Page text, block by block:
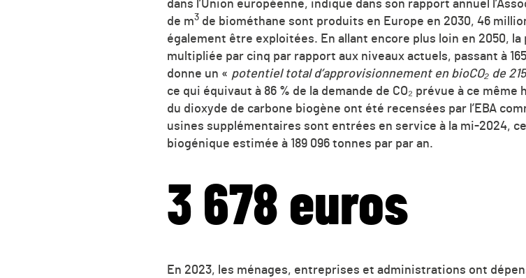
dans l’Union européenne, indique dans son rapport annuel
de m3 de biométhane sont produits en Europe en 2030, 46
également être exploitées. En allant encore plus loin en 2050,
multipliée par cinq par rapport aux niveaux actuels, passant à
donne un « potentiel total d’approvisionnement en bioCO₂ de
ce qui équivaut à 86 % de la demande de CO₂ prévue à ce même
du dioxyde de carbone biogène ont été recensées par l’EBA
usines supplémentaires sont entrées en service à la mi-2024,
biogénique estimée à 189 096 tonnes par par an.
3 678 euros
En 2023, les ménages, entreprises et administrations ont